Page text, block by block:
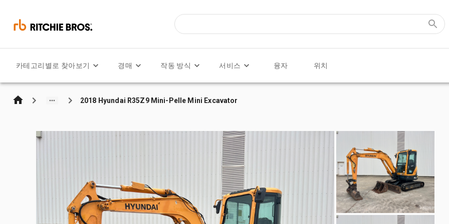
카테고리별로 찾아보기 경매 작동 방식 서비스 융자 위치
2018 Hyundai R35Z9 Mini-Pelle Mini Excavator